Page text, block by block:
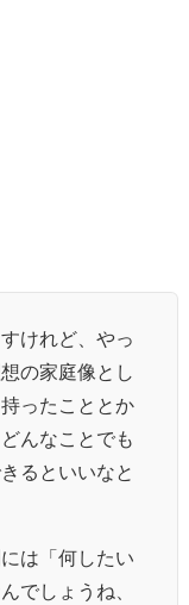
けれど、やっ
の家庭像とし
ったこととか
んなことでも
るといいなと
は「何したい
でしょうね、